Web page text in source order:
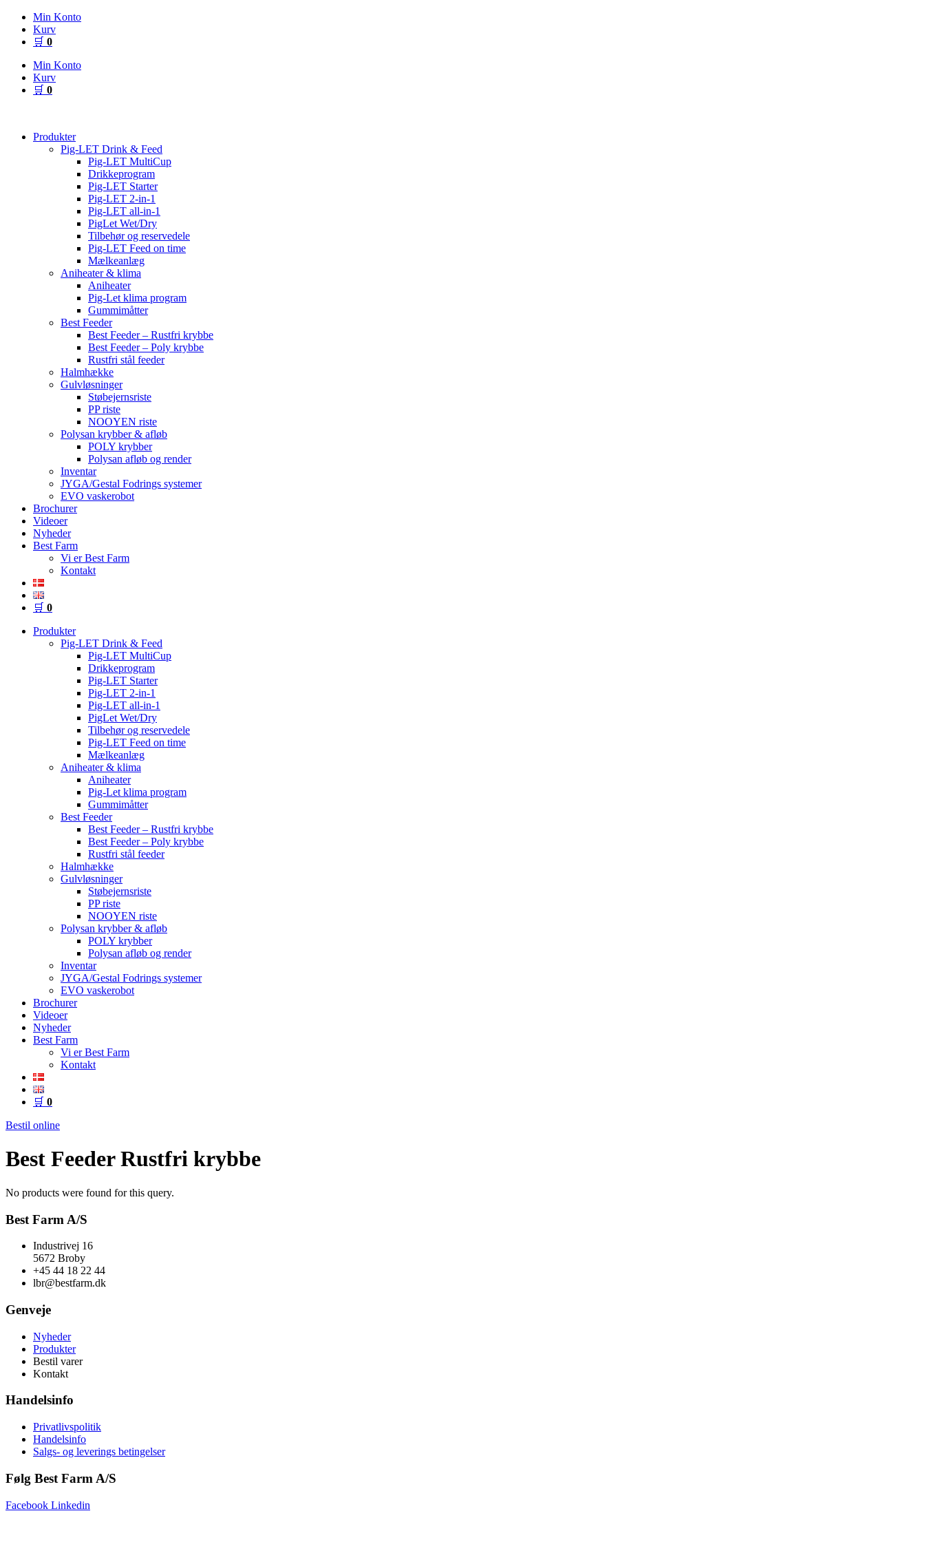
Videre
indhold
Min Konto
Kurv
🛒 0
Min Konto
Kurv
🛒 0
Produkter
Pig-LET Drink & Feed
Pig-LET MultiCup
Drikkeprogram
Pig-LET Starter
Pig-LET 2-in-1
Pig-LET all-in-1
PigLet Wet/Dry
Tilbehør og reservedele
Pig-LET Feed on time
Mælkeanlæg
Aniheater & klima
Aniheater
Pig-Let klima program
Gummimåtter
Best Feeder
Best Feeder – Rustfri krybbe
Best Feeder – Poly krybbe
Rustfri stål feeder
Halmhække
Gulvløsninger
Støbejernsriste
PP riste
NOOYEN riste
Polysan krybber & afløb
POLY krybber
Polysan afløb og render
Inventar
JYGA/Gestal Fodrings systemer
EVO vaskerobot
Brochurer
Videoer
Nyheder
Best Farm
Vi er Best Farm
Kontakt
🛒 0
Produkter
Pig-LET Drink & Feed
Pig-LET MultiCup
Drikkeprogram
Pig-LET Starter
Pig-LET 2-in-1
Pig-LET all-in-1
PigLet Wet/Dry
Tilbehør og reservedele
Pig-LET Feed on time
Mælkeanlæg
Aniheater & klima
Aniheater
Pig-Let klima program
Gummimåtter
Best Feeder
Best Feeder – Rustfri krybbe
Best Feeder – Poly krybbe
Rustfri stål feeder
Halmhække
Gulvløsninger
Støbejernsriste
PP riste
NOOYEN riste
Polysan krybber & afløb
POLY krybber
Polysan afløb og render
Inventar
JYGA/Gestal Fodrings systemer
EVO vaskerobot
Brochurer
Videoer
Nyheder
Best Farm
Vi er Best Farm
Kontakt
🛒 0
Bestil online
Best Feeder Rustfri krybbe
No products were found for this query.
Best Farm A/S
Industrivej 16
5672 Broby
+45 44 18 22 44
lbr@bestfarm.dk
Genveje
Nyheder
Produkter
Bestil varer
Kontakt
Handelsinfo
Privatlivspolitik
Handelsinfo
Salgs- og leverings betingelser
Følg Best Farm A/S
Facebook Linkedin